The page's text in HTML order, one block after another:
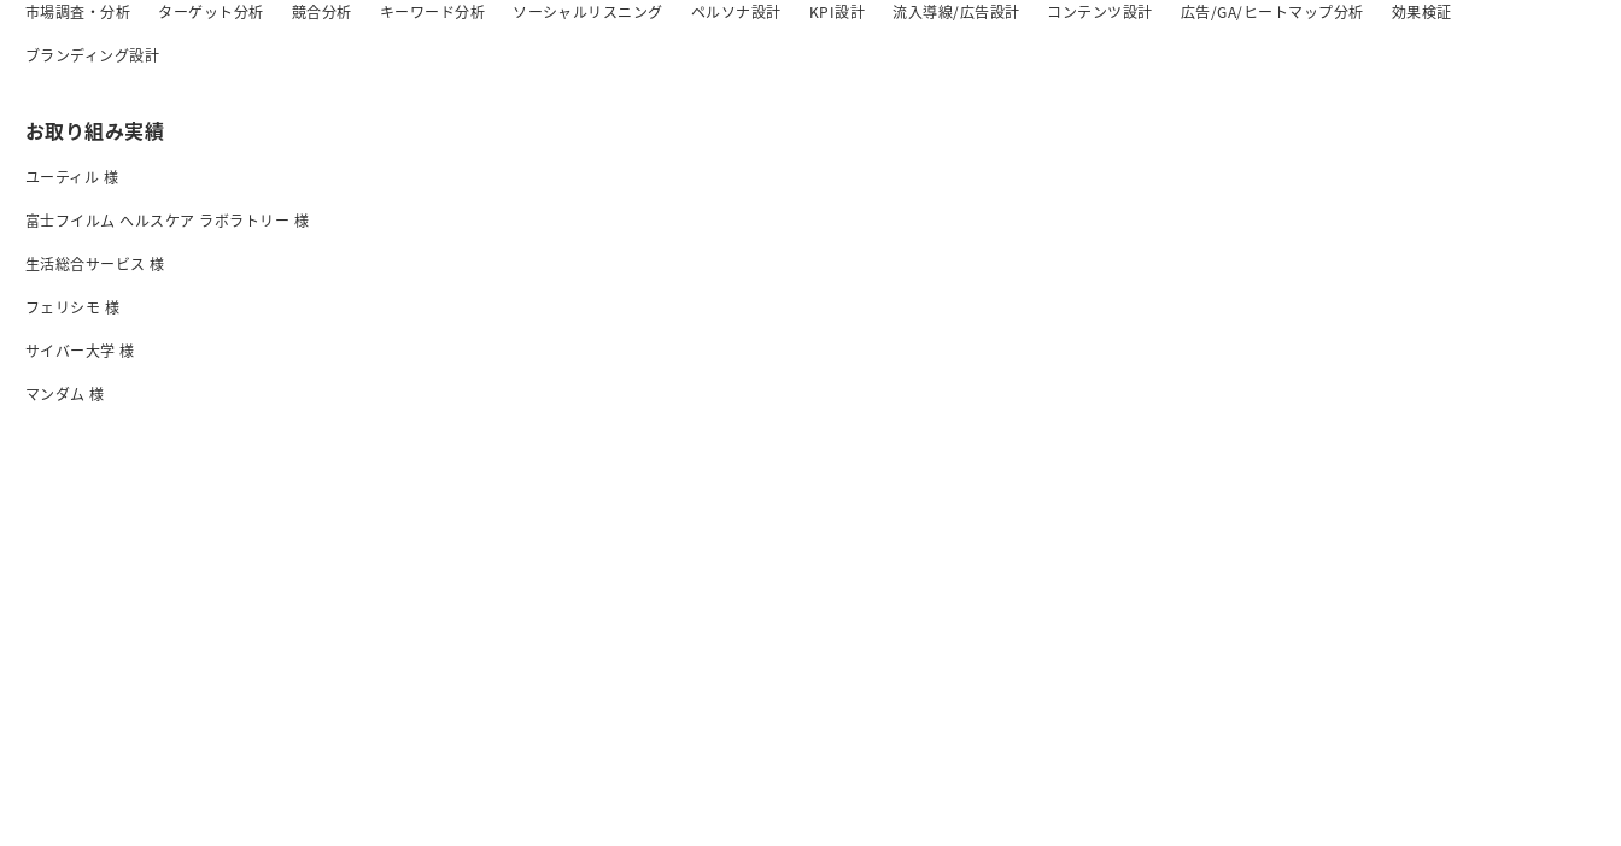
市場調査・分析 ターゲット分析 競合分析 キーワード分析 ソーシャルリスニング ペルソナ設計 KPI設計 流入導線/広告設計 コンテンツ設計 広告/GA/ヒートマップ分析 効果検証
ブランディング設計
お取り組み実績
ユーティル 様
富士フイルム ヘルスケア ラボラトリー 様
生活総合サービス 様
フェリシモ 様
サイバー大学 様
マンダム 様